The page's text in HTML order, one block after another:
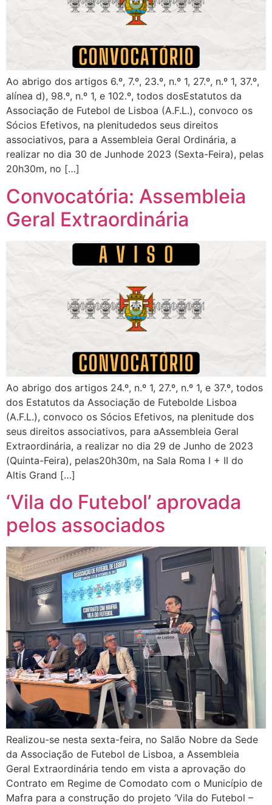
Ao abrigo dos artigos 6.º, 7.º, 23.º, n.º 1, 27.º, n.º 1, 37.º,
alínea d), 98.º, n.º 1, e 102.º, todos dosEstatutos da
Associação de Futebol de Lisboa (A.F.L.), convoco os
Sócios Efetivos, na plenitudedos seus direitos
associativos, para a Assembleia Geral Ordinária, a
realizar no dia 30 de Junhode 2023 (Sexta-Feira), pelas
20h30m, no […]
Convocatória: Assembleia
Geral Extraordinária
Ao abrigo dos artigos 24.º, n.º 1, 27.º, n.º 1, e 37.º, todos
dos Estatutos da Associação de Futebolde Lisboa
(A.F.L.), convoco os Sócios Efetivos, na plenitude dos
seus direitos associativos, para aAssembleia Geral
Extraordinária, a realizar no dia 29 de Junho de 2023
(Quinta-Feira), pelas20h30m, na Sala Roma I + II do
Altis Grand […]
‘Vila do Futebol’ aprovada
pelos associados
Realizou-se nesta sexta-feira, no Salão Nobre da Sede
da Associação de Futebol de Lisboa, a Assembleia
Geral Extraordinária tendo em vista a aprovação do
Contrato em Regime de Comodato com o Município de
Mafra para a construção do projeto ‘Vila do Futebol –